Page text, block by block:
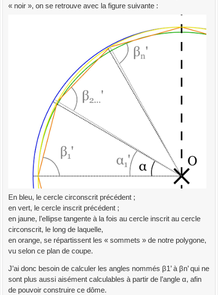
« noir », on se retrouve avec la figure suivante :
En bleu, le cercle circonscrit précédent ;
en vert, le cercle inscrit précédent ;
en jaune, l’ellipse tangente à la fois au cercle inscrit au cercle
circonscrit, le long de laquelle,
en orange, se répartissent les « sommets » de notre polygone,
vu selon ce plan de coupe.
J’ai donc besoin de calculer les angles nommés β1’ à βn’ qui ne
sont plus aussi aisément calculables à partir de l’angle α, afin
de pouvoir construire ce dôme.